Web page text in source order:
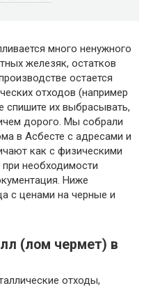
много ненужного
железяк, остатков
остается
отходов (например
спишите их выбрасывать,
дорого. Мы собрали
в Асбесте с адресами и
как с физическими
необходимости
Ниже
с ценами на черные и
(лом чермет) в
отходы,